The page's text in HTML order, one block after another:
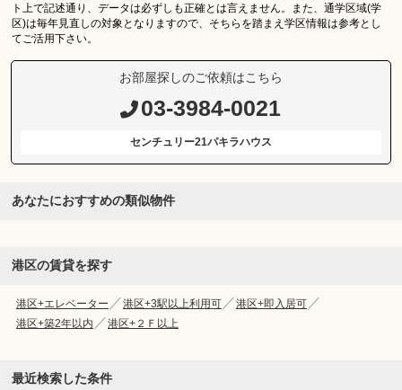
ト上で記述通り、データは必ずしも正確とは言えません。また、通学区域(学
区)は毎年見直しの対象となりますので、そちらを踏まえ学区情報は参考とし
てご活用下さい。
お部屋探しのご依頼はこちら
03-3984-0021
センチュリー21パキラハウス
あなたにおすすめの類似物件
港区の賃貸を探す
港区+エレベーター 港区+3駅以上利用可
港区+即入居可
港区+築2年以内
港区+２Ｆ以上
最近検索した条件